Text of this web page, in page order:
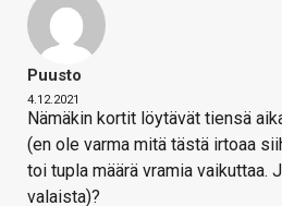
Puusto
4.12.2021
Nämäkin kortit löytävät tiensä
(en ole varma mitä tästä irtoaa
toi tupla määrä vramia vaikuttaa.
valaista)?